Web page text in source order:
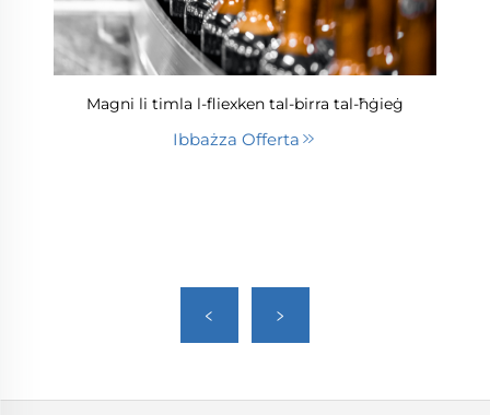
Magni li timla l-fliexken tal-birra tal-ħġieġ
Ibbażza Offerta